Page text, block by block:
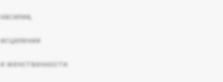
насилии,
исцелении
и женственности.